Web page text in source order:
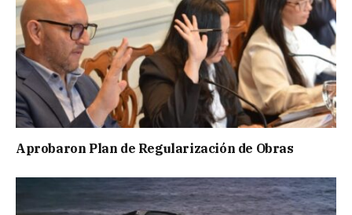
Aprobaron Plan de Regularización de Obras